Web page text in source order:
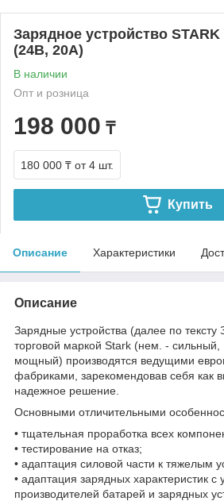
Зарядное устройство STARK
(24В, 20А)
В наличии
Опт и розница
198 000 ₸
180 000 ₸ от 4 шт.
Купить
Описание Характеристики
Описание
Зарядные устройства (далее по тексту
торговой маркой Stark (нем. - сильный,
мощный) производятся ведущими
фабриками, зарекомендовав себя как
надежное решение.
Основными отличительными
• тщательная проработка всех
• тестирование на отказ;
• адаптация силовой части к тяжелым
• адаптация зарядных характеристик с
производителей батарей и зарядных